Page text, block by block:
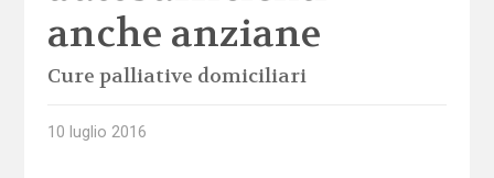
anche anziane
Cure palliative domiciliari
10 luglio 2016